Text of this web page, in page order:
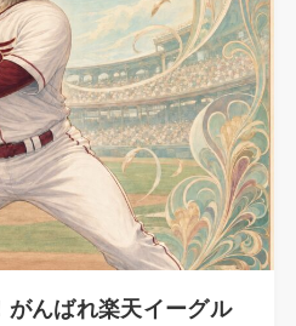
がんばれ楽天イーグル